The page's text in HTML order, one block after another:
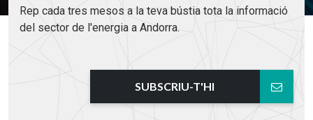
Rep cada tres mesos a la teva bústia tota la informació
del sector de l'energia a Andorra.
SUBSCRIU-T'HI